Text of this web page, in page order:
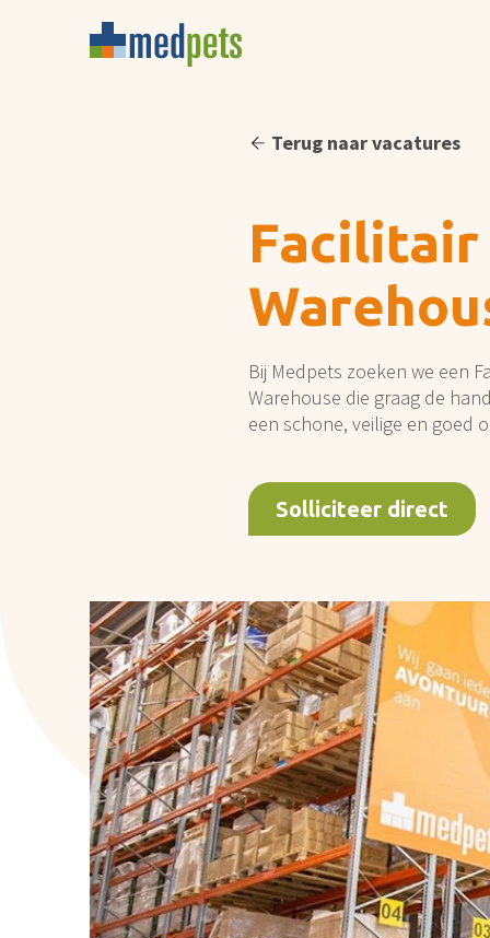
Terug naar vacatures
Facilitair
Bij Medpets zoeken we een
Warehouse die graag de
een schone, veilige en goed
Solliciteer direct